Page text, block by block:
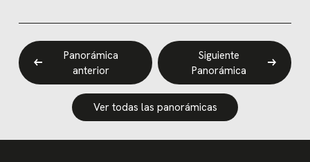
Panorámica
anterior
Siguiente
Panorámica
Ver todas las panorámicas